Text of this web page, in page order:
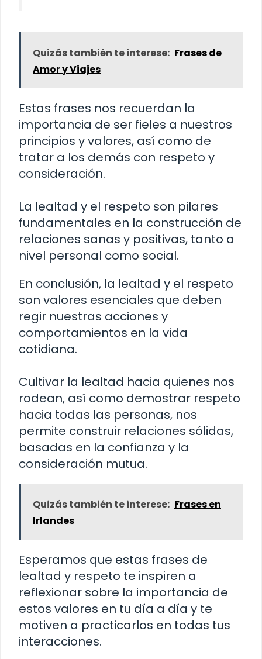
Quizás también te interese: Frases de
Amor y Viajes
Estas frases nos recuerdan la
importancia de ser fieles a nuestros
principios y valores, así como de
tratar a los demás con respeto y
consideración.
La lealtad y el respeto son pilares
fundamentales en la construcción de
relaciones sanas y positivas, tanto a
nivel personal como social.
En conclusión, la lealtad y el respeto
son valores esenciales que deben
regir nuestras acciones y
comportamientos en la vida
cotidiana.
Cultivar la lealtad hacia quienes nos
rodean, así como demostrar respeto
hacia todas las personas, nos
permite construir relaciones sólidas,
basadas en la confianza y la
consideración mutua.
Quizás también te interese: Frases en
Irlandes
Esperamos que estas frases de
lealtad y respeto te inspiren a
reflexionar sobre la importancia de
estos valores en tu día a día y te
motiven a practicarlos en todas tus
interacciones.